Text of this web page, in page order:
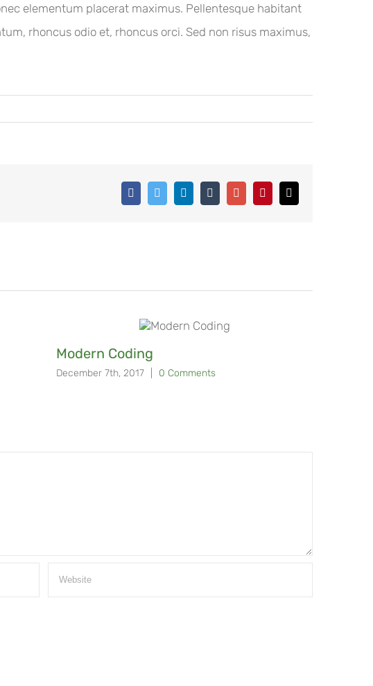
elementum placerat maximus. Pellentesque habitant
rhoncus odio et, rhoncus orci. Sed non risus maximus,
FacebookTwitter LinkedinTumblr Google+Pinterest
Modern Coding
December 7th, 2017 0 Comments